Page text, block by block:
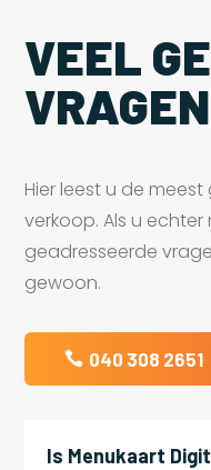
VEEL
VRAGEN
Hier leest u de
verkoop. Als u
geadresseerde
gewoon.
040 308 2651
Is Menukaart